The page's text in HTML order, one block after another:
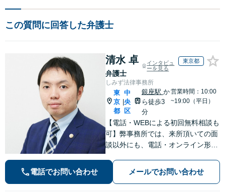
この質問に回答した弁護士
清水 卓
弁護士
インタビュ
ーを見る
東京都
しみず法律事務所
東
京
都
|
中
央
区
銀座駅 か
ら徒歩3
分
営業時間：10:00
~19:00（平日）
【電話・WEBによる初回無料相談も
可】弊事務所では、来所頂いての面
談以外にも、電話・オンライン形式
弁護士にご相談頂くことで、今のご
不安が和らぐとともに、問題解決の
電話でお問い合わせ メールでお問い合わせ